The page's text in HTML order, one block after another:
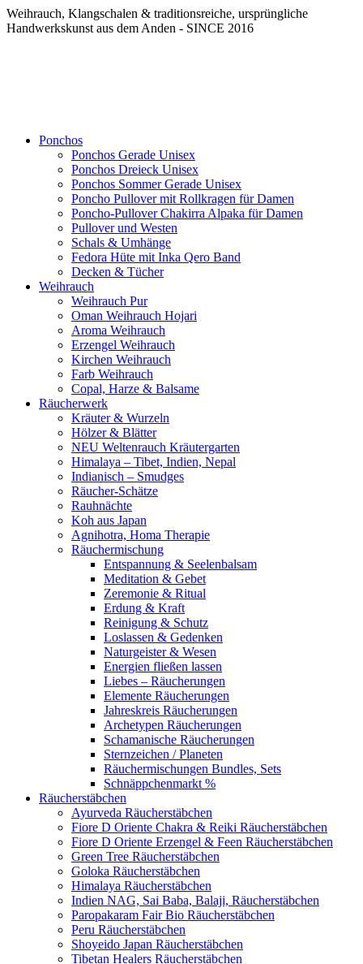
Weihrauch, Klangschalen & traditionsreiche, ursprüngliche
Handwerkskunst aus dem Anden - SINCE 2016
Ponchos
Ponchos Gerade Unisex
Ponchos Dreieck Unisex
Ponchos Sommer Gerade Unisex
Poncho Pullover mit Rollkragen für Damen
Poncho-Pullover Chakirra Alpaka für Damen
Pullover und Westen
Schals & Umhänge
Fedora Hüte mit Inka Qero Band
Decken & Tücher
Weihrauch
Weihrauch Pur
Oman Weihrauch Hojari
Aroma Weihrauch
Erzengel Weihrauch
Kirchen Weihrauch
Farb Weihrauch
Copal, Harze & Balsame
Räucherwerk
Kräuter & Wurzeln
Hölzer & Blätter
NEU Weltenrauch Kräutergarten
Himalaya – Tibet, Indien, Nepal
Indianisch – Smudges
Räucher-Schätze
Rauhnächte
Koh aus Japan
Agnihotra, Homa Therapie
Räuchermischung
Entspannung & Seelenbalsam
Meditation & Gebet
Zeremonie & Ritual
Erdung & Kraft
Reinigung & Schutz
Loslassen & Gedenken
Naturgeister & Wesen
Energien fließen lassen
Liebes – Räucherungen
Elemente Räucherungen
Jahreskreis Räucherungen
Archetypen Räucherungen
Schamanische Räucherungen
Sternzeichen / Planeten
Räuchermischungen Bundles, Sets
Schnäppchenmarkt %
Räucherstäbchen
Ayurveda Räucherstäbchen
Fiore D Oriente Chakra & Reiki Räucherstäbchen
Fiore D Oriente Erzengel & Feen Räucherstäbchen
Green Tree Räucherstäbchen
Goloka Räucherstäbchen
Himalaya Räucherstäbchen
Indien NAG, Sai Baba, Balaji, Räucherstäbchen
Paropakaram Fair Bio Räucherstäbchen
Peru Räucherstäbchen
Shoyeido Japan Räucherstäbchen
Tibetan Healers Räucherstäbchen